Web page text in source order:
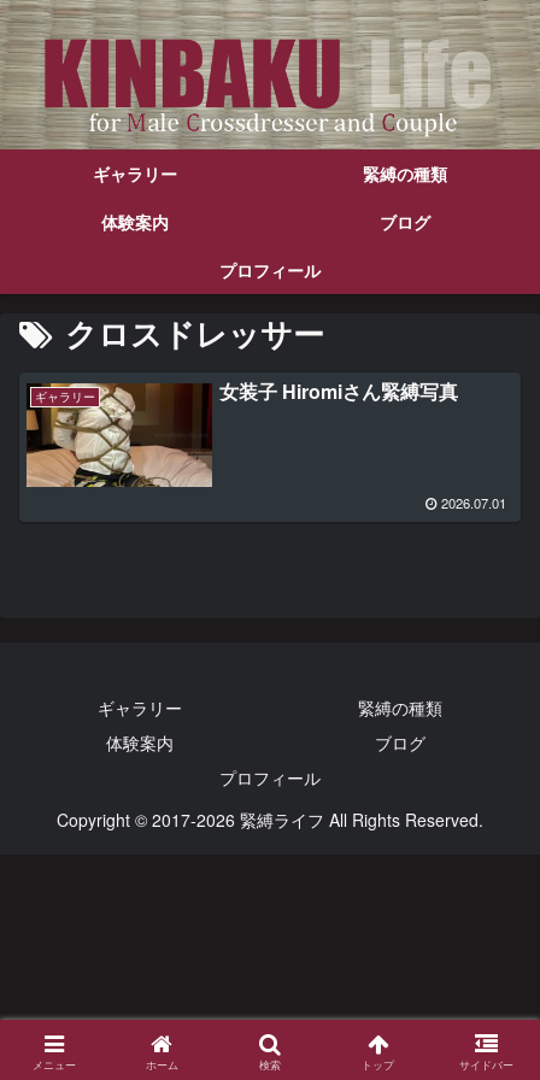
ギャラリー
緊縛の種類
体験案内
ブログ
プロフィール
クロスドレッサー
ギャラリー 女装子 Hiromiさん緊縛写真
2026.07.01
ギャラリー
緊縛の種類
体験案内
ブログ
プロフィール
Copyright © 2017-2026 緊縛ライフ All Rights Reserved.
メニュー ホーム 検索 トップ サイドバー